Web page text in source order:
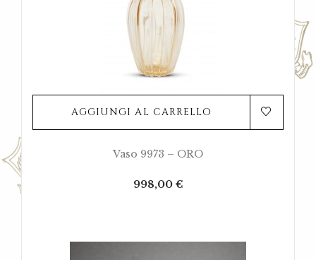
AGGIUNGI AL CARRELLO
Vaso 9973 – ORO
Prezzo
998,00 €